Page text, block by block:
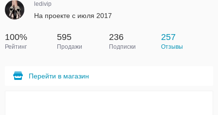
ledivip
На проекте с июля 2017
100%
Рейтинг
595
Продажи
236
Подписки
257
Отзывы
Перейти в магазин